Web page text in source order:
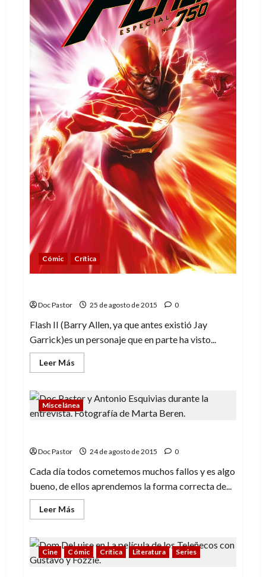
Cómic Crítica
Doc Pastor 25 de agosto de 2015 0
Flash II (Barry Allen, ya que antes existió Jay
Garrick)es un personaje que en parte ha visto...
Leer Más
más
Flash
(1):
comienza
la
Miscelánea
Doc Pastor 24 de agosto de 2015 0
Cada día todos cometemos muchos fallos y es algo
bueno, de ellos aprendemos la forma correcta de...
Leer Más
más
Cinco
fallos
en
tu
Cine Cómic Crítica Literatura Series